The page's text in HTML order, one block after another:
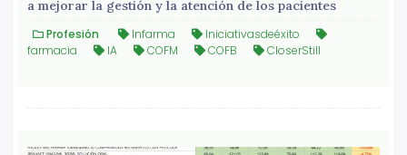
a mejorar la gestión y la atención de los pacientes
Profesión Infarma
Iniciativasdeéxito
farmacia
IA COFM COFB CloserStill